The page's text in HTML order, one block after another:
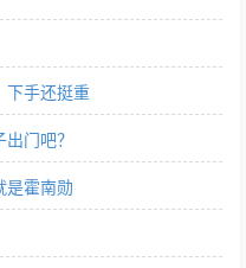
下手还挺重
门吧？
是霍南勋